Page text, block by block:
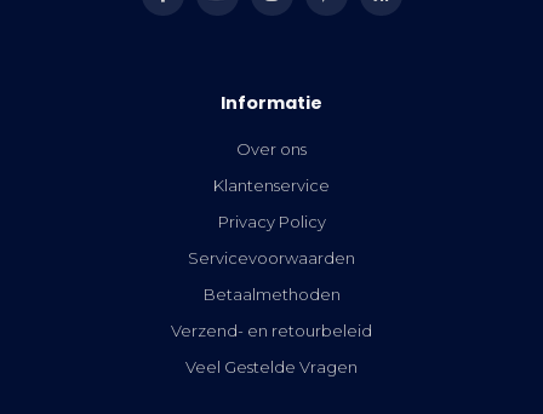
Informatie
Over ons
Klantenservice
Privacy Policy
Servicevoorwaarden
Betaalmethoden
Verzend- en retourbeleid
Veel Gestelde Vragen